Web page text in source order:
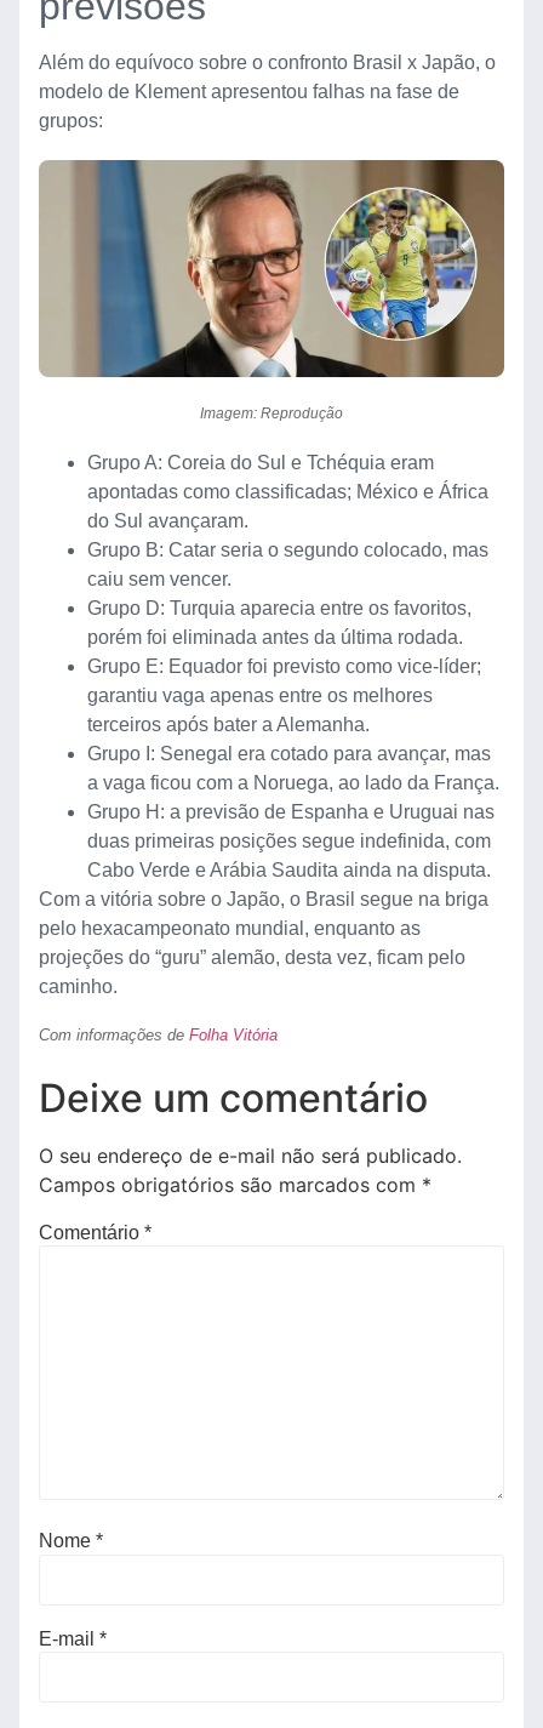
Além do equívoco sobre o confronto Brasil x Japão, o
modelo de Klement apresentou falhas na fase de
grupos:
Imagem: Reprodução
Grupo A: Coreia do Sul e Tchéquia eram
apontadas como classificadas; México e África
do Sul avançaram.
Grupo B: Catar seria o segundo colocado, mas
caiu sem vencer.
Grupo D: Turquia aparecia entre os favoritos,
porém foi eliminada antes da última rodada.
Grupo E: Equador foi previsto como vice-líder;
garantiu vaga apenas entre os melhores
terceiros após bater a Alemanha.
Grupo I: Senegal era cotado para avançar, mas
a vaga ficou com a Noruega, ao lado da França.
Grupo H: a previsão de Espanha e Uruguai nas
duas primeiras posições segue indefinida, com
Cabo Verde e Arábia Saudita ainda na disputa.
Com a vitória sobre o Japão, o Brasil segue na briga
pelo hexacampeonato mundial, enquanto as
projeções do “guru” alemão, desta vez, ficam pelo
caminho.
Com informações de Folha Vitória
Deixe um comentário
O seu endereço de e-mail não será publicado.
Campos obrigatórios são marcados com *
Comentário *
Nome *
E-mail *